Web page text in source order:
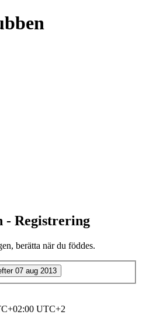
- Registrering
berätta när du föddes.
UTC+2